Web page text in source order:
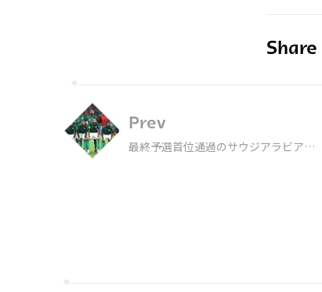
Share
Prev
最終予選首位通過のサウジアラビア代